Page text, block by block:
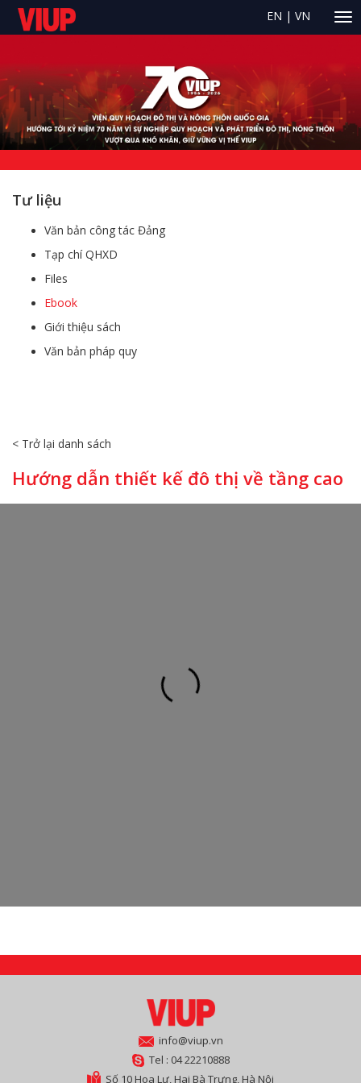
EN | VN
Tư liệu
Văn bản công tác Đảng
Tạp chí QHXD
Files
Ebook
Giới thiệu sách
Văn bản pháp quy
< Trở lại danh sách
Hướng dẫn thiết kế đô thị về tầng cao
info@viup.vn
Tel : 04 22210888
Số 10 Hoa Lư, Hai Bà Trưng, Hà Nội